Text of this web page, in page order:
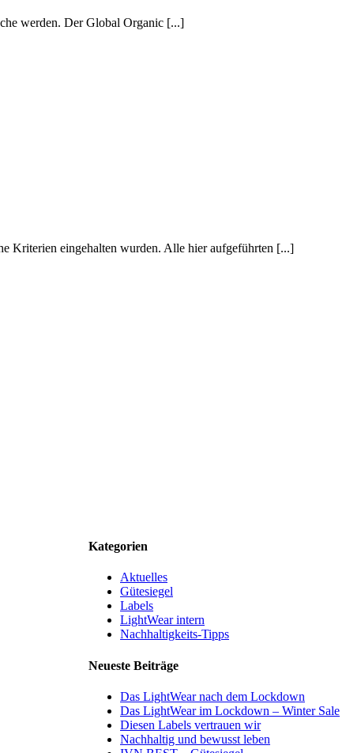
werden. Der Global Organic [...]
Kriterien eingehalten wurden. Alle hier aufgeführten [...]
Kategorien
Aktuelles
Gütesiegel
Labels
LightWear intern
Nachhaltigkeits-Tipps
Neueste Beiträge
Das LightWear nach dem Lockdown
Das LightWear im Lockdown ‒ Winter Sale
Diesen Labels vertrauen wir
Nachhaltig und bewusst leben